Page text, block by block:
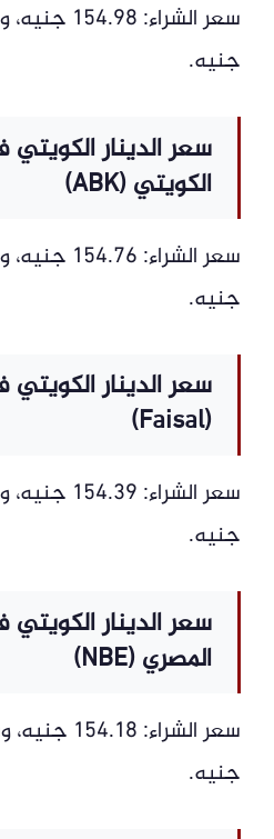
جنيه.
سعر الدينار
الكويتي (ABK)
جنيه.
سعر الدينار
(Faisal)
جنيه.
سعر الدينار
المصري (NBE)
جنيه.